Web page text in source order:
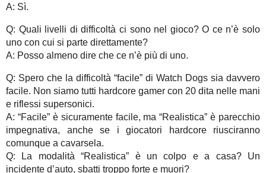
A: Sì.
Q: Quali livelli di difficoltà ci sono nel gioco? O ce n’è solo
uno con cui si parte direttamente?
A: Posso almeno dire che ce n’è più di uno.
Q: Spero che la difficoltà “facile” di Watch Dogs sia davvero
facile. Non siamo tutti hardcore gamer con 20 dita nelle mani
e riflessi supersonici.
A: “Facile” è sicuramente facile, ma “Realistica” è parecchio
impegnativa, anche se i giocatori hardcore riusciranno
comunque a cavarsela.
Q: La modalità “Realistica” è un colpo e a casa? Un
incidente d’auto, sbatti troppo forte e muori?